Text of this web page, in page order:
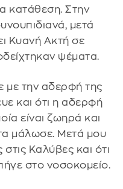
κατάθεση. Στην
μετά
Κυανή Ακτή σε
ψέματα.
με την αδερφή της
και ότι η αδερφή
είναι ζωηρά και
μάλωσε. Μετά μου
στις Καλύβες και ότι
στο νοσοκομείο.